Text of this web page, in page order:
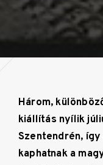
Három,
kiállítás nyílik
Szentendrén,
kaphatnak a